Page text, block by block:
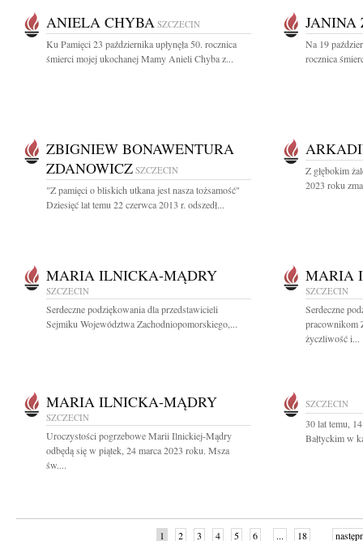
ANIELA CHYBA SZCZECIN
Ku Pamięci 23 października upłynęła 50. rocznica
śmierci mojej ukochanej Mamy Anieli Chyba z...
JANINA
Na 19
rocznica
ZBIGNIEW BONAWENTURA
ZDANOWICZ SZCZECIN
"Z pamięci o bliskich utkana jest nasza tożsamość"
Dziesięć lat temu 22 czerwca 2013 r. odszedł...
Z głębokim
2023 roku
MARIA ILNICKA-MĄDRY
SZCZECIN
Serdeczne podziękowania dla przedstawicieli
Sejmiku Województwa Zachodniopomorskiego,...
MARIA
SZCZECIN
Serdeczne
pracownikom
życzliwość i...
MARIA ILNICKA-MĄDRY
SZCZECIN
Uroczystości pogrzebowe Marii Ilnickiej-Mądry
odbędą się w piątek, 24 marca 2023 roku. Msza
św....
SZCZECIN
30 lat temu,
Bałtyckim w
1 2 3 4 5 6 ... 18